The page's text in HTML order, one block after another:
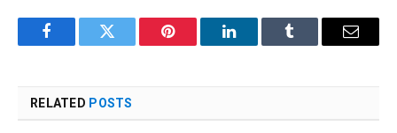
FacebookTwitter Pinterest LinkedInTumblr Email
RELATED POSTS